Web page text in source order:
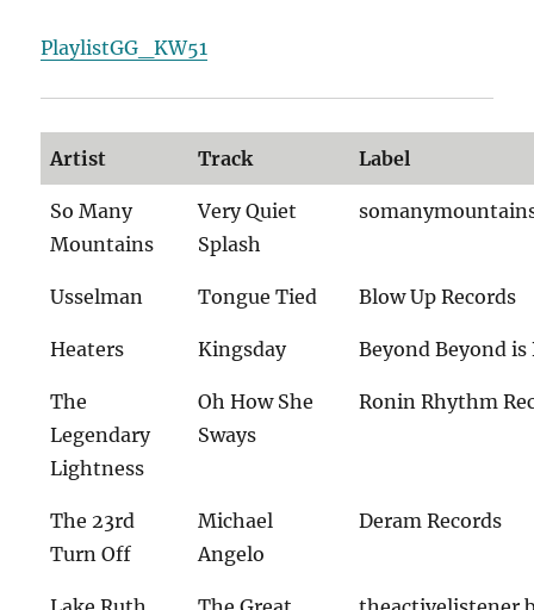
PlaylistGG_KW51
Artist Track Label
So Many
Mountains
Very Quiet
Splash
Usselman Tongue Tied Blow Up Records
Heaters Kingsday Beyond Beyond is
The
Legendary
Lightness
Oh How She
Sways
Ronin Rhythm
The 23rd
Turn Off
Michael
Angelo
Deram Records